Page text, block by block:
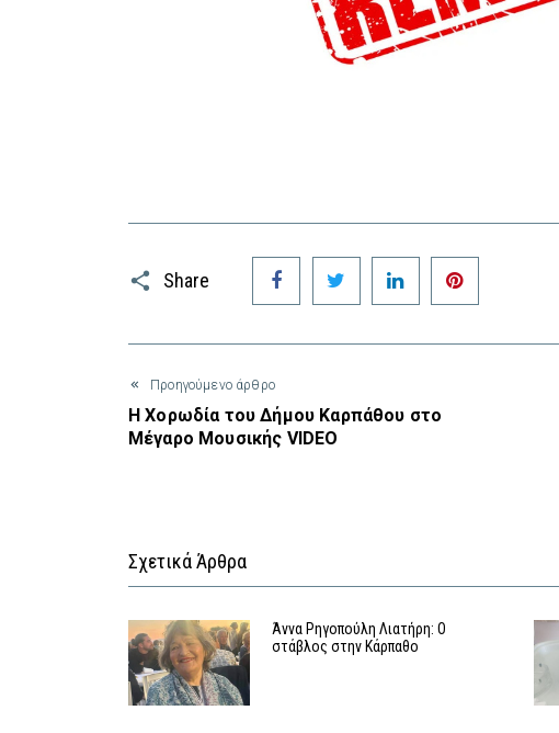
Share
Facebook Twitter LinkedIn
Προηγούμενο άρθρο
Η Χορωδία του Δήμου Καρπάθου στο
Μέγαρο Μουσικής VIDEO
Σχετικά Άρθρα
Άννα Ρηγοπούλη Λιατήρη: Ο
στάβλος στην Κάρπαθο